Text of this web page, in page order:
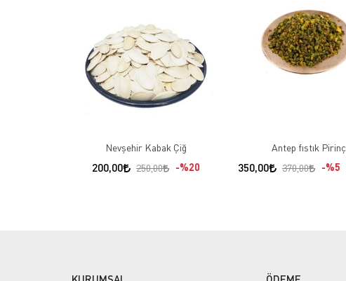
Nevşehir Kabak Çiğ
200,00 250,00 %20
Antep fıstık Pirinç
350,00 370,00 %5